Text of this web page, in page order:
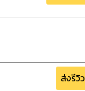
ส่งรีวิว